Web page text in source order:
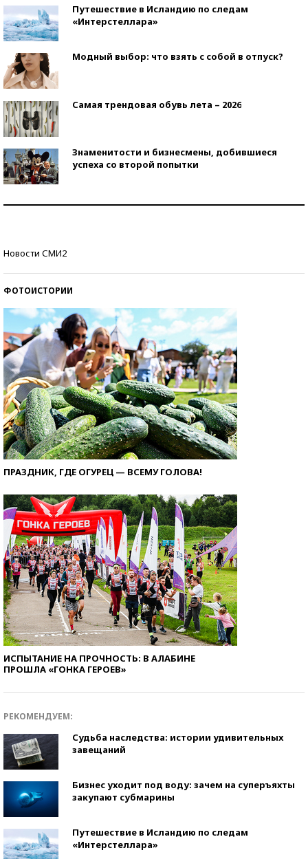
Путешествие в Исландию по следам
«Интерстеллара»
Модный выбор: что взять с собой в отпуск?
Самая трендовая обувь лета – 2026
Знаменитости и бизнесмены, добившиеся
успеха со второй попытки
Новости СМИ2
ФОТОИСТОРИИ
ПРАЗДНИК, ГДЕ ОГУРЕЦ — ВСЕМУ ГОЛОВА!
ИСПЫТАНИЕ НА ПРОЧНОСТЬ: В АЛАБИНЕ
ПРОШЛА «ГОНКА ГЕРОЕВ»
РЕКОМЕНДУЕМ:
Судьба наследства: истории удивительных
завещаний
Бизнес уходит под воду: зачем на суперъяхты
закупают субмарины
Путешествие в Исландию по следам
«Интерстеллара»